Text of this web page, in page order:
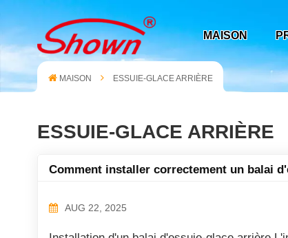
MAISON
MAISON ESSUIE-GLACE ARRIÈRE
ESSUIE-GLACE ARRIÈRE
Comment installer correctement un balai
AUG 22, 2025